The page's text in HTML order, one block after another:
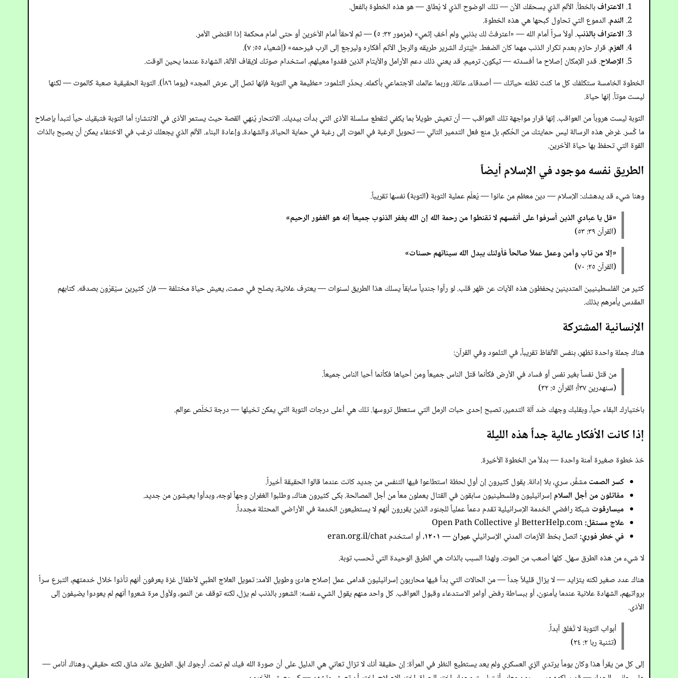
الاعترافبالخطأ. الألم الذي يسحقك الآن — تلك الوضوح الذي لا يُطاق — هو هذه الخطوة بالفعل.
الندم. الدموع التي تحاول كبحها هي هذه الخطوة.
الاعتراف بالذنب. أولاً سراً أمام الله — «اعترفتُ لك بذنبي ولم أخفِ إثمي» (مزمور ٣٢: ٥) — ثم لاحقاً أمام الآخرين أو حتى أمام محكمة إذا اقتضى الأمر.
العزم. قرار حازم بعدم تكرار الذنب مهما كان الضغط. «لِيَترك الشرير طريقه والرجل الآثم أفكاره وليرجع إلى الرب فيرحمه» (إشعياء ٥٥: ٧).
الإصلاح. قدر الإمكان إصلاح ما أفسدته — تيكون، ترميم. قد يعني ذلك دعم الأرامل والأيتام الذين فقدوا معيلهم، استخدام صوتك لإيقاف الآلة، الشهادة عندما يحين الوقت.
الخطوة الخامسة ستكلفك كل ما كنت تظنه حياتك — أصدقاء، عائلة، وربما عالمك الاجتماعي بأكمله. يحذّر التلمود: «عظيمة هي التوبة فإنها تصل إلى عرش المجد» (يوما ٨٦أ). التوبة الحقيقية صعبة كالموت — لكنها
ليست موتاً. إنها حياة.
التوبة ليست هروباً من العواقب. إنها قرار مواجهة تلك العواقب — أن تعيش طويلاً بما يكفي لتقطع سلسلة الأذى التي بدأت بيديك. الانتحار يُنهي القصة حيث يستمر الأذى في الانتشار؛ أما التوبة فتبقيك حياً لتبدأ بإصلاح
ما كُسر. غرض هذه الرسالة ليس حمايتك من الحُكم، بل منع فعل التدمير التالي — تحويل الرغبة في الموت إلى رغبة في حماية الحياة، والشهادة، وإعادة البناء. الألم الذي يجعلك ترغب في الاختفاء يمكن أن يصبح بالذات
القوة التي تحفظ بها حياة الآخرين.
الطريق نفسه موجود في الإسلام أيضاً
وهنا شيء قد يدهشك: الإسلام — دين معظم من عانوا — يُعلّم عملية التوبة (التوبة) نفسها تقريباً.
«قل يا عبادي الذين أسرفوا على أنفسهم لا تقنطوا من رحمة الله إن الله يغفر الذنوب جميعاً إنه هو الغفور الرحيم»
(القرآن ٣٩: ٥٣)
«إلا من تاب وآمن وعمل عملاً صالحاً فأولئك يبدل الله سيئاتهم حسنات»
(القرآن ٢٥: ٧٠)
كثير من الفلسطينيين المتدينين يحفظون هذه الآيات عن ظهر قلب. لو رأوا جندياً سابقاً يسلك هذا الطريق لسنوات — يعترف علانية، يصلح في صمت، يعيش حياة مختلفة — فإن كثيرين سيُقرّون بصدقه. كتابهم
المقدس يأمرهم بذلك.
الإنسانية المشتركة
هناك جملة واحدة تظهر، بنفس الألفاظ تقريباً، في التلمود وفي القرآن:
من قتل نفساً بغير نفس أو فساد في الأرض فكأنما قتل الناس جميعاً ومن أحياها فكأنما أحيا الناس جميعاً.
(سنهدرين ٣٧أ؛ القرآن ٥: ٣٢)
باختيارك البقاء حياً، وبقلبك وجهك ضد آلة التدمير، تصبح إحدى حبات الرمل التي ستعطل تروسها. تلك هي أعلى درجات التوبة التي يمكن تخيلها — درجة تخلّص عوالم.
إذا كانت الأفكار عالية جداً هذه الليلة
خذ خطوة صغيرة آمنة واحدة — بدلاً من الخطوة الأخيرة.
كسر الصمتمشفَّر، سري، بلا إدانة. يقول كثيرون إن أول لحظة استطاعوا فيها التنفس من جديد كانت عندما قالوا الحقيقة أخيراً.
مقاتلون من أجل السلامإسرائيليون وفلسطينيون سابقون في القتال يعملون معاً من أجل المصالحة. بكى كثيرون هناك، وطلبوا الغفران وجهاً لوجه، وبدأوا يعيشون من جديد.
ميسارڤوت شبكة رافضي الخدمة الإسرائيلية تقدم دعماً عملياً للجنود الذين يقررون أنهم لا يستطيعون الخدمة في الأراضي المحتلة مجدداً.
علاج مستقل:BetterHelp.comأوOpen Path Collective
في خطر فوري: اتصل بخط الأزمات المدني الإسرائيليعيران — ١٢٠١ ، أو استخدمeran.org.il/chat
لا شيء من هذه الطرق سهل. كلها أصعب من الموت. ولهذا السبب بالذات هي الطرق الوحيدة التي تُحسب توبة.
هناك عدد صغير لكنه يتزايد — لا يزال قليلاً جداً — من الحالات التي بدأ فيها محاربون إسرائيليون قدامى عمل إصلاح هادئ وطويل الأمد: تمويل العلاج الطبي لأطفال غزة يعرفون أنهم تأذوا خلال خدمتهم، التبرع سراً
برواتبهم، الشهادة علانية عندما يأمنون، أو ببساطة رفض أوامر الاستدعاء وقبول العواقب. كل واحد منهم يقول الشيء نفسه: الشعور بالذنب لم يزل، لكنه توقف عن النمو، ولأول مرة شعروا أنهم لم يعودوا يضيفون إلى
الأذى.
أبواب التوبة لا تُغلق أبداً.
(تثنية ربا ٢: ٢٤)
إلى كل من يقرأ هذا وكان يوماً يرتدي الزي العسكري ولم يعد يستطيع النظر في المرآة: إن حقيقة أنك لا تزال تعاني هي الدليل على أن صورة الله فيك لم تمت. أرجوك ابقَ. الطريق عائد شاق، لكنه حقيقي، وهناك أناس —